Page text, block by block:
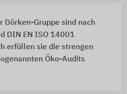
Dörken-Gruppe sind nach
DIN EN ISO 14001
erfüllen sie die strengen
Öko-Audits